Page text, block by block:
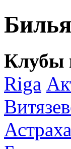
Клубы
Riga